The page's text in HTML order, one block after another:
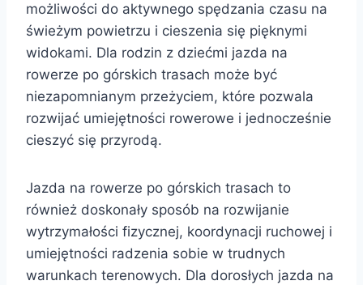
możliwości do aktywnego spędzania czasu na
świeżym powietrzu i cieszenia się pięknymi
widokami. Dla rodzin z dziećmi jazda na
rowerze po górskich trasach może być
niezapomnianym przeżyciem, które pozwala
rozwijać umiejętności rowerowe i jednocześnie
cieszyć się przyrodą.
Jazda na rowerze po górskich trasach to
również doskonały sposób na rozwijanie
wytrzymałości fizycznej, koordynacji ruchowej i
umiejętności radzenia sobie w trudnych
warunkach terenowych. Dla dorosłych jazda na